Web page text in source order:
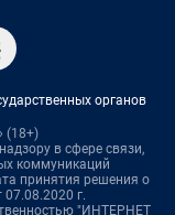
органов
(18+)
в сфере связи,
коммуникаций
принятия решения о
г.
"ИНТЕРНЕТ